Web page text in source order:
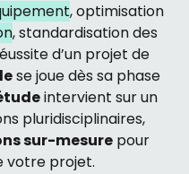
, optimisation
, standardisation des
d’un projet de
se joue dès sa phase
eintervient sur un
pluridisciplinaires,
sur-mesure pour
votre projet.